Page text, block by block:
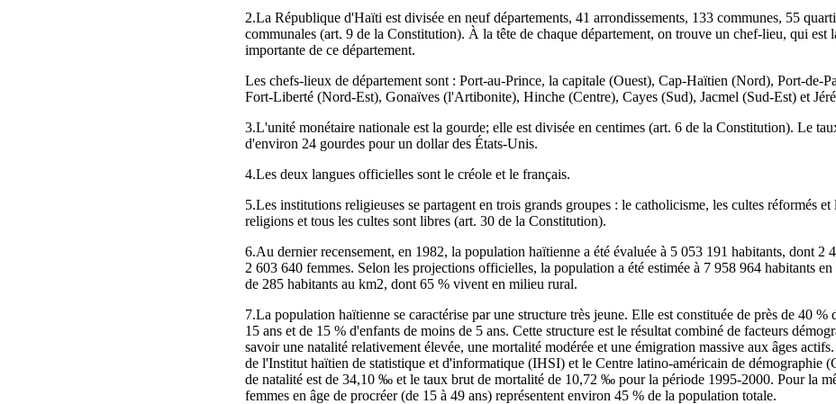
2.La République d'Haïti est divisée en neuf départements, 41 arrondissements, 133 communes, 55
communales (art. 9 de la Constitution). À la tête de chaque département, on trouve un chef‑lieu, qui est
importante de ce département.
Les chefs‑lieux de département sont : Port‑au‑Prince, la capitale (Ouest), Cap‑Haïtien (Nord),
Fort‑Liberté (Nord‑Est), Gonaïves (l'Artibonite), Hinche (Centre), Cayes (Sud), Jacmel (Sud‑Est) et
3.L'unité monétaire nationale est la gourde; elle est divisée en centimes (art. 6 de la Constitution). Le
d'environ 24 gourdes pour un dollar des États‑Unis.
4.Les deux langues officielles sont le créole et le français.
5.Les institutions religieuses se partagent en trois grands groupes : le catholicisme, les cultes réformés
religions et tous les cultes sont libres (art. 30 de la Constitution).
6.Au dernier recensement, en 1982, la population haïtienne a été évaluée à 5 053 191 habitants, dont 2
2 603 640 femmes. Selon les projections officielles, la population a été estimée à 7 958 964 habitants
de 285 habitants au km2, dont 65 % vivent en milieu rural.
7.La population haïtienne se caractérise par une structure très jeune. Elle est constituée de près de 40 %
15 ans et de 15 % d'enfants de moins de 5 ans. Cette structure est le résultat combiné de facteurs
savoir une natalité relativement élevée, une mortalité modérée et une émigration massive aux âges
de l'Institut haïtien de statistique et d'informatique (IHSI) et le Centre latino‑américain de démographie
de natalité est de 34,10 ‰ et le taux brut de mortalité de 10,72 ‰ pour la période 1995‑2000. Pour la
femmes en âge de procréer (de 15 à 49 ans) représentent environ 45 % de la population totale.